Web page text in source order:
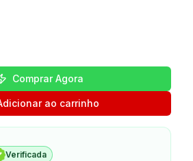
Comprar Agora
ao carrinho
Verificada